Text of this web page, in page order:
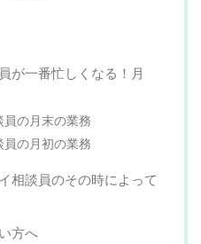
が一番忙しくなる！月
員の月末の業務
員の月初の業務
相談員のその時によって
方へ